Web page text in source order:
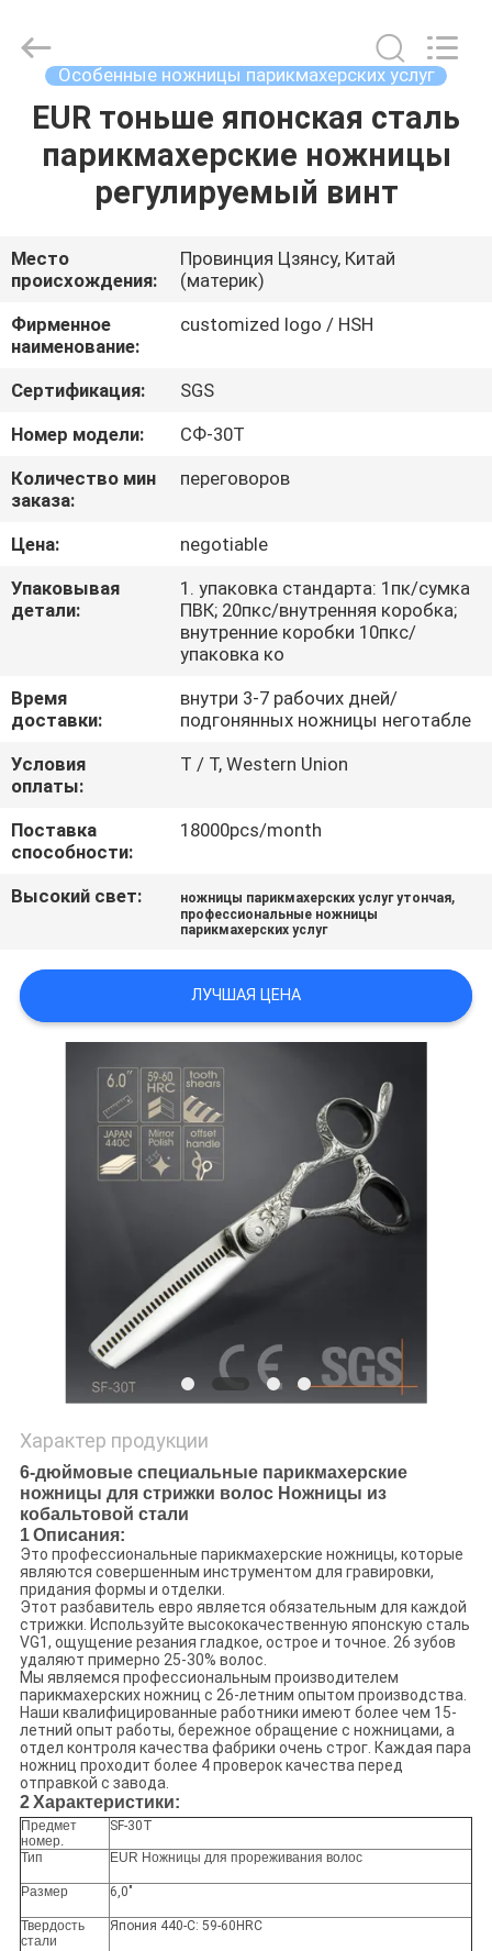
ДОМ
ПРОДУКТЫ
О
НАС
ПУТЕШЕСТВИЕ
ФАБРИКИ
ПРОВЕРКА
КАЧЕСТВА
СВЯЖИТЕСЬ
МЫ
СПРОСИТЕ
ЦИТАТУ
КАРТА
САЙТА
PRIVACY
Scissors
Reserved.
Особенные ножницы парикмахерских услуг
EUR тоньше японская сталь
парикмахерские ножницы
регулируемый винт
Место
происхождения:
Провинция Цзянсу, Китай
(материк)
Фирменное
наименование:
customized logo / HSH
Сертификация:
SGS
Номер модели:
СФ-30Т
Количество мин
заказа:
переговоров
Цена:
negotiable
Упаковывая
детали:
1. упаковка стандарта: 1пк/сумка
ПВК; 20пкс/внутренняя коробка;
внутренние коробки 10пкс/
упаковка ко
Время
доставки:
внутри 3-7 рабочих дней/
подгонянных ножницы неготабле
Условия
оплаты:
T / T, Western Union
Поставка
способности:
18000pcs/month
Высокий свет: ножницы парикмахерских услуг утончая,
профессиональные ножницы
парикмахерских услуг
ЛУЧШАЯ ЦЕНА
Характер продукции
6-дюймовые специальные парикмахерские
ножницы для стрижки волос Ножницы из
кобальтовой стали
1Описания:
Это профессиональные парикмахерские ножницы, которые
являются совершенным инструментом для гравировки,
придания формы и отделки.
Этот разбавитель евро является обязательным для каждой
стрижки. Используйте высококачественную японскую сталь
VG1, ощущение резания гладкое, острое и точное. 26 зубов
удаляют примерно 25-30% волос.
Мы являемся профессиональным производителем
парикмахерских ножниц с 26-летним опытом производства.
Наши квалифицированные работники имеют более чем 15-
летний опыт работы, бережное обращение с ножницами, а
отдел контроля качества фабрики очень строг. Каждая пара
ножниц проходит более 4 проверок качества перед
отправкой с завода.
2Характеристики:
Предмет
номер.
SF-30T
Тип EUR Ножницы для прореживания волос
Размер 6,0"
Твердость
стали
Япония 440-C: 59-60HRC